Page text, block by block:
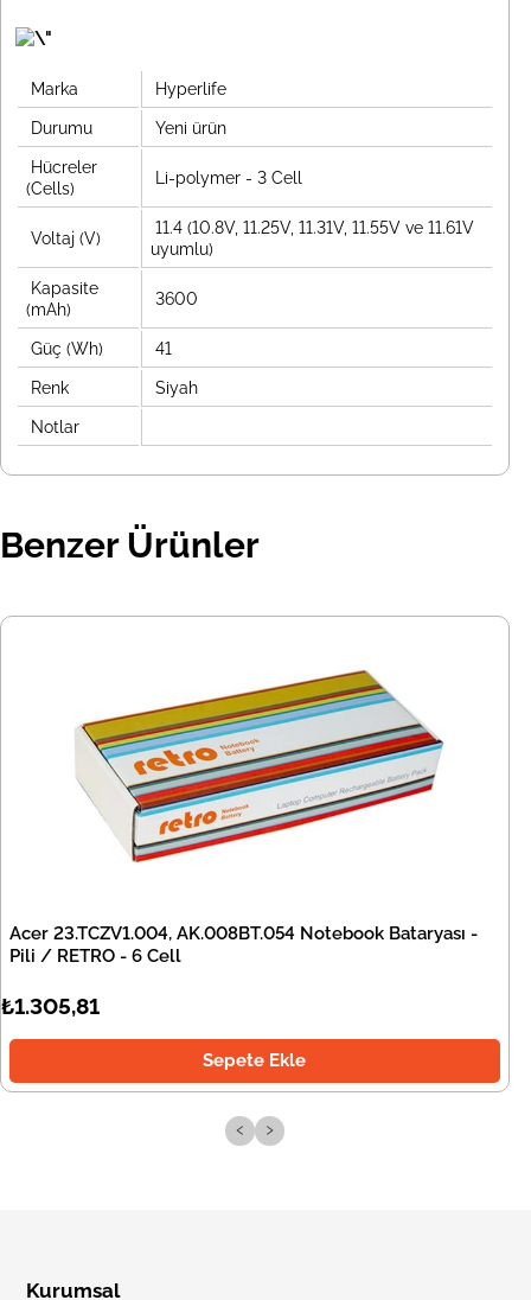
Marka Hyperlife
Durumu Yeni ürün
Hücreler
(Cells)
Li-polymer - 3 Cell
Voltaj (V)
11.4 (10.8V, 11.25V, 11.31V, 11.55V ve 11.61V
uyumlu)
Kapasite
(mAh)
3600
Güç (Wh) 41
Renk Siyah
Notlar
Benzer Ürünler
Acer 23.TCZV1.004, AK.008BT.054 Notebook Bataryası -
Pili / RETRO - 6 Cell
₺1.305,81
Sepete Ekle
‹ ›
Kurumsal